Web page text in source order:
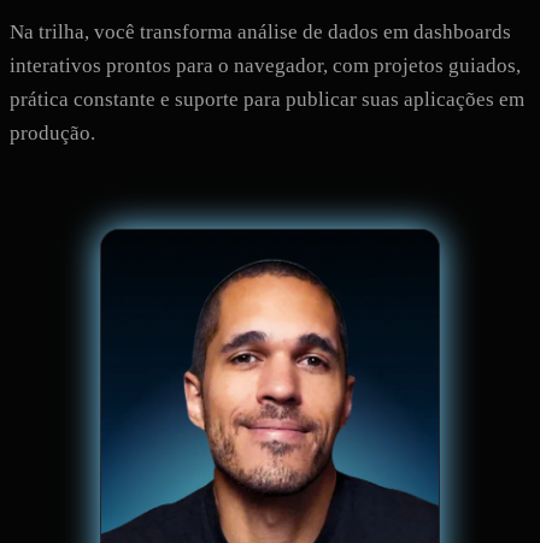
Na trilha, você transforma análise de dados em dashboards
interativos prontos para o navegador, com projetos guiados,
prática constante e suporte para publicar suas aplicações em
produção.